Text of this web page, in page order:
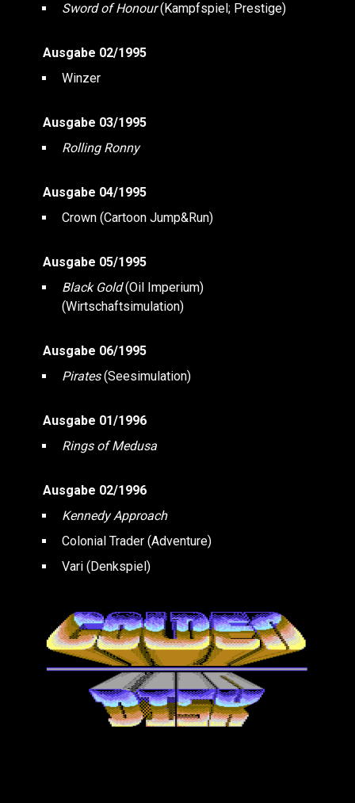
Sword of Honour(Kampfspiel; Prestige)
Ausgabe 02/1995
Winzer
Ausgabe 03/1995
Rolling Ronny
Ausgabe 04/1995
Crown (Cartoon Jump&Run)
Ausgabe 05/1995
Black Gold(Oil Imperium)
(Wirtschaftsimulation)
Ausgabe 06/1995
Pirates(Seesimulation)
Ausgabe 01/1996
Rings of Medusa
Ausgabe 02/1996
Kennedy Approach
Colonial Trader (Adventure)
Vari (Denkspiel)